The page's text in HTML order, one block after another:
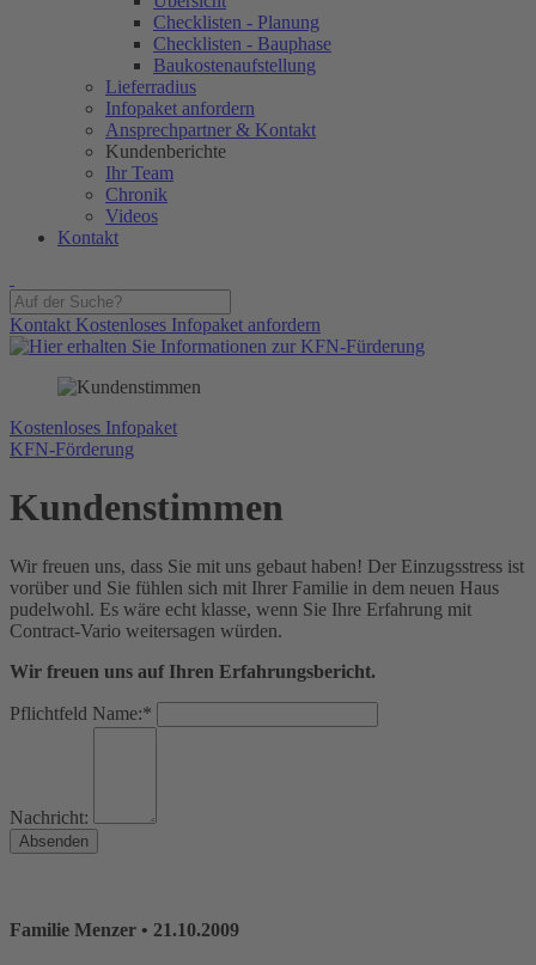
Checklisten - Planung
Checklisten - Bauphase
Baukostenaufstellung
Lieferradius
Infopaket anfordern
Ansprechpartner & Kontakt
Kundenberichte
Ihr Team
Chronik
Videos
Kontakt
Kontakt Kostenloses Infopaket anfordern
Kostenloses Infopaket
KFN-Förderung
Kunden­stimmen
Wir freuen uns, dass Sie mit uns gebaut haben! Der Einzugsstress ist
vorüber und Sie fühlen sich mit Ihrer Familie in dem neuen Haus
pudelwohl. Es wäre echt klasse, wenn Sie Ihre Erfahrung mit
Contract-Vario weitersagen würden.
Wir freuen uns auf Ihren Erfahrungsbericht.
Pflichtfeld Name:*
Nachricht:
Absenden
Familie Menzer • 21.10.2009